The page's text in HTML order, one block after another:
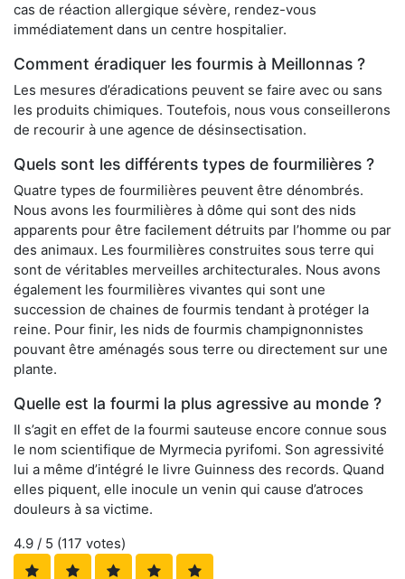
cas de réaction allergique sévère, rendez-vous
immédiatement dans un centre hospitalier.
Comment éradiquer les fourmis à Meillonnas ?
Les mesures d’éradications peuvent se faire avec ou sans
les produits chimiques. Toutefois, nous vous conseillerons
de recourir à une agence de désinsectisation.
Quels sont les différents types de fourmilières ?
Quatre types de fourmilières peuvent être dénombrés.
Nous avons les fourmilières à dôme qui sont des nids
apparents pour être facilement détruits par l’homme ou par
des animaux. Les fourmilières construites sous terre qui
sont de véritables merveilles architecturales. Nous avons
également les fourmilières vivantes qui sont une
succession de chaines de fourmis tendant à protéger la
reine. Pour finir, les nids de fourmis champignonnistes
pouvant être aménagés sous terre ou directement sur une
plante.
Quelle est la fourmi la plus agressive au monde ?
Il s’agit en effet de la fourmi sauteuse encore connue sous
le nom scientifique de Myrmecia pyrifomi. Son agressivité
lui a même d’intégré le livre Guinness des records. Quand
elles piquent, elle inocule un venin qui cause d’atroces
douleurs à sa victime.
4.9 / 5 (117 votes)